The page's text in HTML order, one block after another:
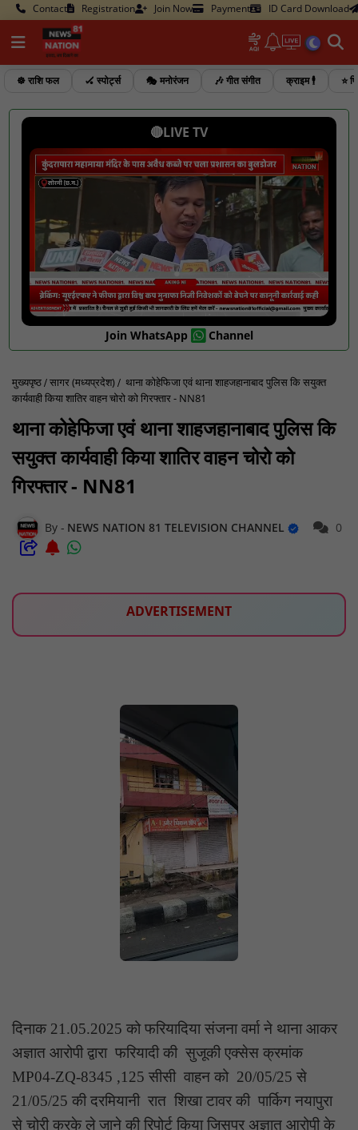
Contact Registration Join Now Payment ID Card Download
☸️ राशि फल 🏑 स्पोर्ट्स 🎭 मनोरंजन 🎶 गीत संगीत क्राइम 🕴️ ⭐
🔴LIVE TV
Join WhatsApp Channel
मुख्यपृष्ठ सागर (मध्यप्रदेश)
थाना कोहेफिजा एवं थाना शाहजहानाबाद पुलिस कि सयुक्त
कार्यवाही किया शातिर वाहन चोरो को गिरफ्तार - NN81
थाना कोहेफिजा एवं थाना शाहजहानाबाद पुलिस कि
सयुक्त कार्यवाही किया शातिर वाहन चोरो को
गिरफ्तार - NN81
NEWS NATION 81 TELEVISION CHANNEL 0
ADVERTISEMENT
दिनाक 21.05.2025 को फरियादिया संजना वर्मा ने थाना आकर
अज्ञात आरोपी द्वारा फरियादी की सुजूकी एक्सेस क्रमांक
MP04-ZQ-8345 ,125 सीसी वाहन को 20/05/25 से
21/05/25 की दरमियानी रात शिखा टावर की पार्किग नयापुरा
से चोरी करके ले जाने की रिपोर्ट किया जिसपर अज्ञात आरोपी के